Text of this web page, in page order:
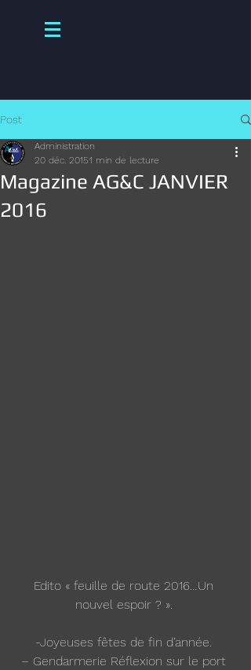
Post
Magazine AG&C JANVIER
2016
Administration
20 déc. 20151 min de lecture
Edito « feuille de route 2016…Un
nouvel espoir ? ».
-Joyeuses fêtes de fin d’année.
– Gendarmerie Réflexion sur le port